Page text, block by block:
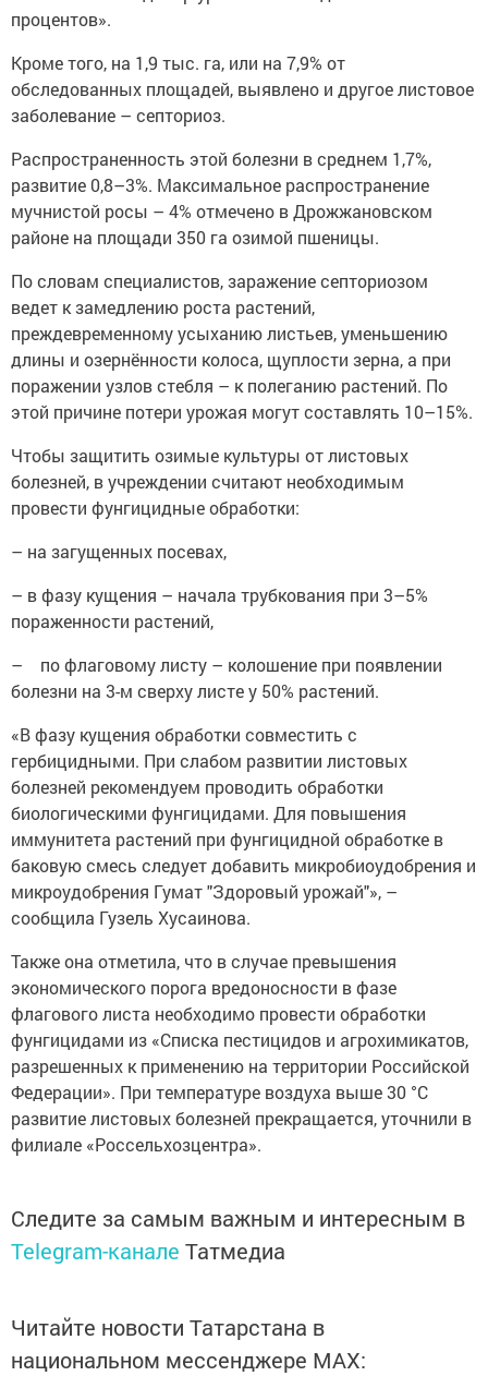
процентов».
Кроме того, на 1,9 тыс. га, или на 7,9% от
обследованных площадей, выявлено и другое листовое
заболевание – септориоз.
Распространенность этой болезни в среднем 1,7%,
развитие 0,8–3%. Максимальное распространение
мучнистой росы – 4% отмечено в Дрожжановском
районе на площади 350 га озимой пшеницы.
По словам специалистов, заражение септориозом
ведет к замедлению роста растений,
преждевременному усыханию листьев, уменьшению
длины и озернённости колоса, щуплости зерна, а при
поражении узлов стебля – к полеганию растений. По
этой причине потери урожая могут составлять 10–15%.
Чтобы защитить озимые культуры от листовых
болезней, в учреждении считают необходимым
провести фунгицидные обработки:
– на загущенных посевах,
– в фазу кущения – начала трубкования при 3–5%
пораженности растений,
– по флаговому листу – колошение при появлении
болезни на 3-м сверху листе у 50% растений.
«В фазу кущения обработки совместить с
гербицидными. При слабом развитии листовых
болезней рекомендуем проводить обработки
биологическими фунгицидами. Для повышения
иммунитета растений при фунгицидной обработке в
баковую смесь следует добавить микробиоудобрения и
микроудобрения Гумат "Здоровый урожай"», –
сообщила Гузель Хусаинова.
Также она отметила, что в случае превышения
экономического порога вредоносности в фазе
флагового листа необходимо провести обработки
фунгицидами из «Списка пестицидов и агрохимикатов,
разрешенных к применению на территории Российской
Федерации». При температуре воздуха выше 30 °С
развитие листовых болезней прекращается, уточнили в
филиале «Россельхозцентра».
Следите за самым важным и интересным в
Telegram-канале Татмедиа
Читайте новости Татарстана в
национальном мессенджере MАХ: